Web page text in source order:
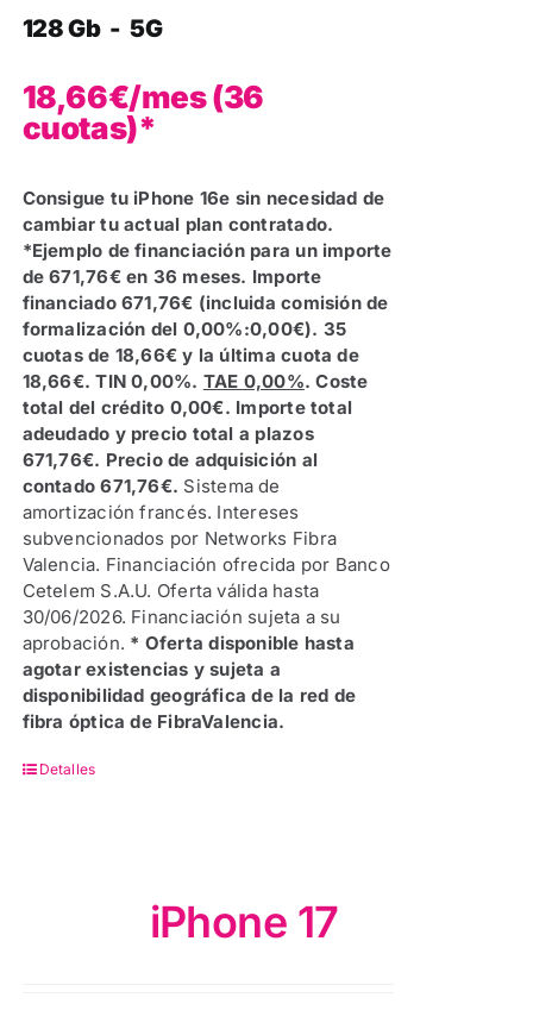
128 Gb - 5G
18,66€/mes (36
cuotas)*
Consigue tu iPhone 16e sin necesidad de
cambiar tu actual plan contratado.
*Ejemplo de financiación para un importe
de 671,76€ en 36 meses. Importe
financiado 671,76€ (incluida comisión de
formalización del 0,00%:0,00€). 35
cuotas de 18,66€ y la última cuota de
18,66€. TIN 0,00%. TAE 0,00%. Coste
total del crédito 0,00€. Importe total
adeudado y precio total a plazos
671,76€. Precio de adquisición al
contado 671,76€. Sistema de
amortización francés. Intereses
subvencionados por Networks Fibra
Valencia. Financiación ofrecida por Banco
Cetelem S.A.U. Oferta válida hasta
30/06/2026. Financiación sujeta a su
aprobación. * Oferta disponible hasta
agotar existencias y sujeta a
disponibilidad geográfica de la red de
fibra óptica de FibraValencia.
Detalles
iPhone 17